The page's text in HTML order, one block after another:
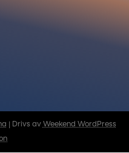
| Drivs av Weekend WordPress